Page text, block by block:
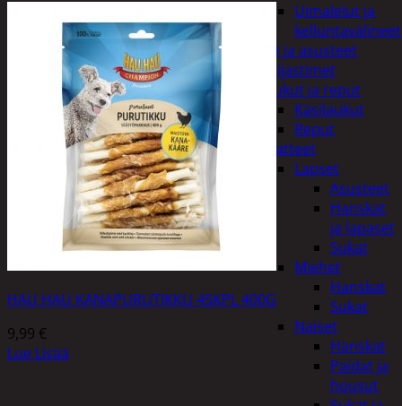
Uimalelut ja
kelluntavälineet
Vaatteet ja asusteet
Heijastimet
Laukut ja reput
Käsilaukut
Reput
Vaatteet
Lapset
Asusteet
Hanskat
ja lapaset
Sukat
Miehet
Hanskat
Sukat
Naiset
Hanskat
Paidat ja
housut
HAU HAU KANAPURUTIKKU 45KPL 400G
9,99 €
Lue Lisää